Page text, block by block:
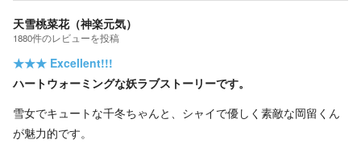
天雪桃菜花（神楽元気）
1880件のレビューを投稿
★★★ Excellent!!!
ハートウォーミングな妖ラブストーリーです。
雪女でキュートな千冬ちゃんと、シャイで優しく素敵な岡留くん
が魅力的です。